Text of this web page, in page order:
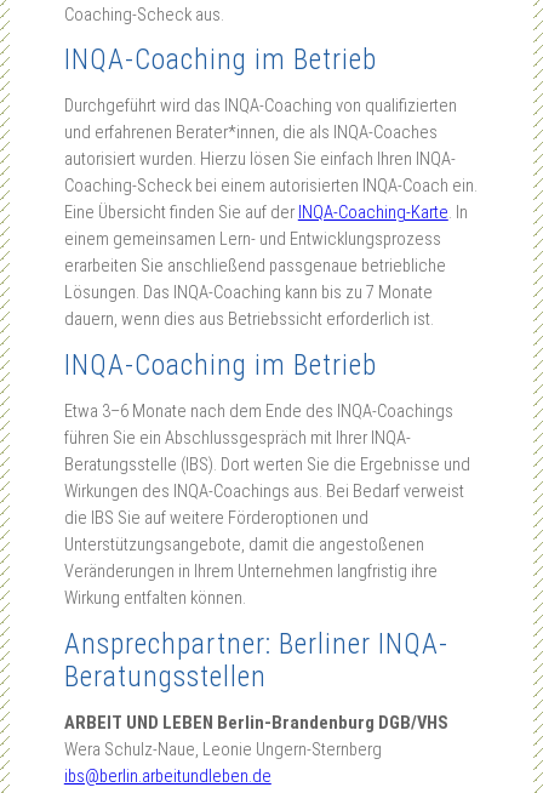
Coaching-Scheck aus.
INQA-Coaching im Betrieb
Durchgeführt wird das INQA-Coaching von qualifizierten
und erfahrenen Berater*innen, die als INQA-Coaches
autorisiert wurden. Hierzu lösen Sie einfach Ihren INQA-
Coaching-Scheck bei einem autorisierten INQA-Coach ein.
Eine Übersicht finden Sie auf der INQA-Coaching-Karte. In
einem gemeinsamen Lern- und Entwicklungsprozess
erarbeiten Sie anschließend passgenaue betriebliche
Lösungen. Das INQA-Coaching kann bis zu 7 Monate
dauern, wenn dies aus Betriebssicht erforderlich ist.
INQA-Coaching im Betrieb
Etwa 3–6 Monate nach dem Ende des INQA-Coachings
führen Sie ein Abschlussgespräch mit Ihrer INQA-
Beratungsstelle (IBS). Dort werten Sie die Ergebnisse und
Wirkungen des INQA-Coachings aus. Bei Bedarf verweist
die IBS Sie auf weitere Förderoptionen und
Unterstützungsangebote, damit die angestoßenen
Veränderungen in Ihrem Unternehmen langfristig ihre
Wirkung entfalten können.
Ansprechpartner: Berliner INQA-
Beratungsstellen
ARBEIT UND LEBEN Berlin-Brandenburg DGB/VHS
Wera Schulz-Naue, Leonie Ungern-Sternberg
ibs@berlin.arbeitundleben.de